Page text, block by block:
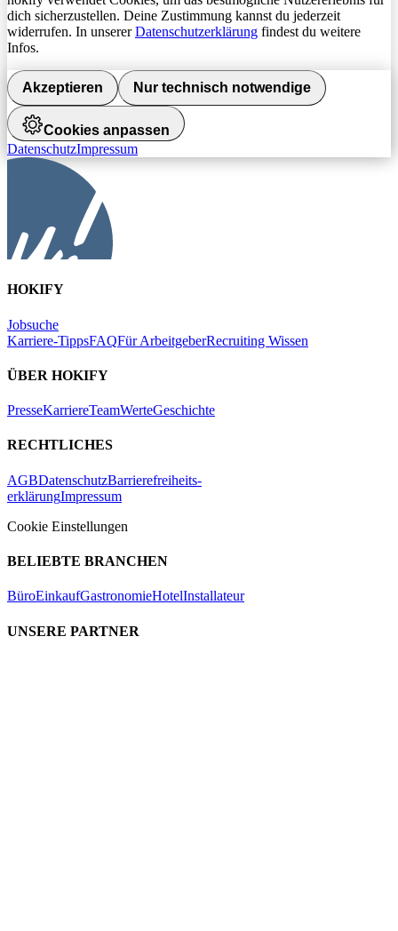
dich sicherzustellen. Deine Zustimmung kannst du jederzeit
widerrufen. In unsererDatenschutzerklärung findest du weitere
Infos.
Akzeptieren Nur technisch notwendige
Cookies anpassen
DatenschutzImpressum
HOKIFY
Jobsuche
Karriere-TippsFAQFür ArbeitgeberRecruiting Wissen
ÜBER HOKIFY
PresseKarriereTeamWerteGeschichte
RECHTLICHES
AGBDatenschutzBarrierefreiheits-
erklärungImpressum
Cookie Einstellungen
BELIEBTE BRANCHEN
BüroEinkaufGastronomieHotelInstallateur
UNSERE PARTNER